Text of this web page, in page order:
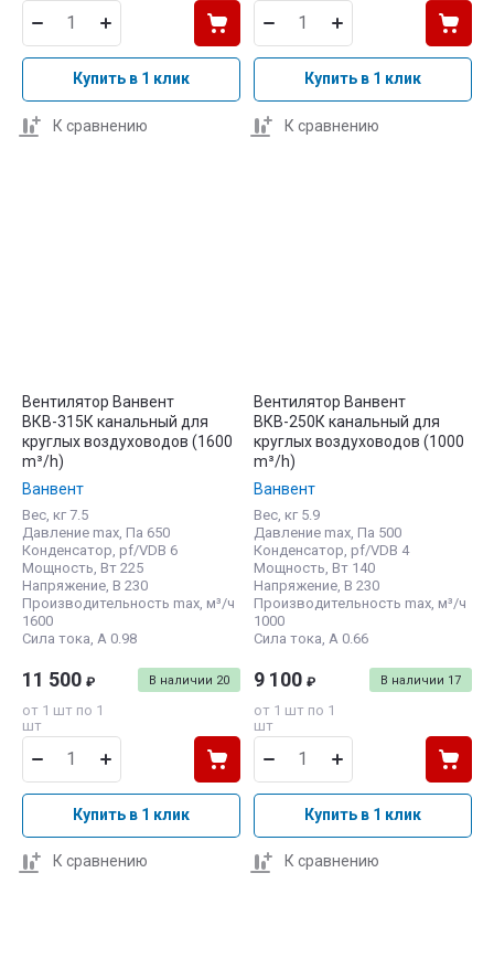
Купить в 1 клик
К сравнению
Купить в 1 клик
К сравнению
Вентилятор Ванвент
ВКВ-315К канальный для
круглых воздуховодов (1600
m³/h)
Ванвент
Вес, кг 7.5
Давление max, Па 650
Конденсатор, pf/VDB 6
Мощность, Вт 225
Напряжение, В 230
Производительность max, м³/ч
1600
Сила тока, А 0.98
В наличии 20
11 500 ₽
от 1 шт по 1
шт
Купить в 1 клик
К сравнению
Вентилятор Ванвент
ВКВ-250К канальный для
круглых воздуховодов (1000
m³/h)
Ванвент
Вес, кг 5.9
Давление max, Па 500
Конденсатор, pf/VDB 4
Мощность, Вт 140
Напряжение, В 230
Производительность max, м³/ч
1000
Сила тока, А 0.66
В наличии 17
9 100 ₽
от 1 шт по 1
шт
Купить в 1 клик
К сравнению